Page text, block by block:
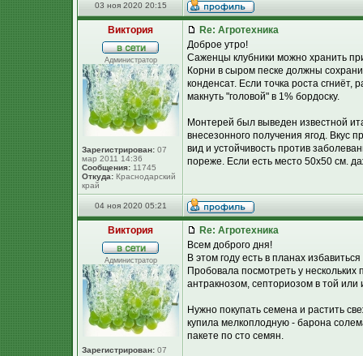
03 ноя 2020 20:15
Виктория
Администратор
Зарегистрирован: 07
мар 2011 14:36
Сообщения: 11745
Откуда: Краснодарский
край
Re: Агротехника
Доброе утро!
Саженцы клубники можно хранить
Корни в сыром песке должны
конденсат. Если точка роста
макнуть "головой" в 1% бордоску.
Монтерей был выведен известной
внесезонного получения ягод. Вкус
вид и устойчивость против
пореже. Если есть место 50х50 см.
04 ноя 2020 05:21
Виктория
Администратор
Зарегистрирован: 07
Re: Агротехника
Всем доброго дня!
В этом году есть в планах
Пробовала посмотреть у
антракнозом, септориозом в той
Нужно покупать семена и растить
купила мелкоплодную - барона
пакете по сто семян.